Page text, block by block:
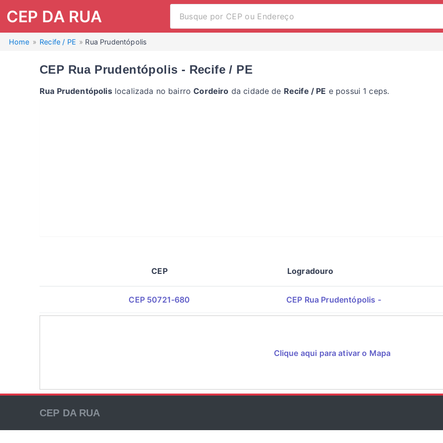
CEP DA RUA
Home Recife / PE Rua Prudentópolis
CEP Rua Prudentópolis - Recife / PE
Rua Prudentópolislocalizada no bairroCordeiro da cidade de Recife / PE e possui 1 ceps.
CEP Logradouro
CEP 50721-680 CEP Rua Prudentópolis -
Clique aqui para ativar o Mapa
CEP DA RUA